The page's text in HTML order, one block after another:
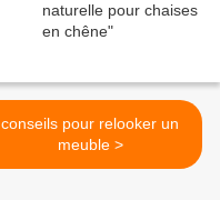
conseils pour relooker un
meuble >